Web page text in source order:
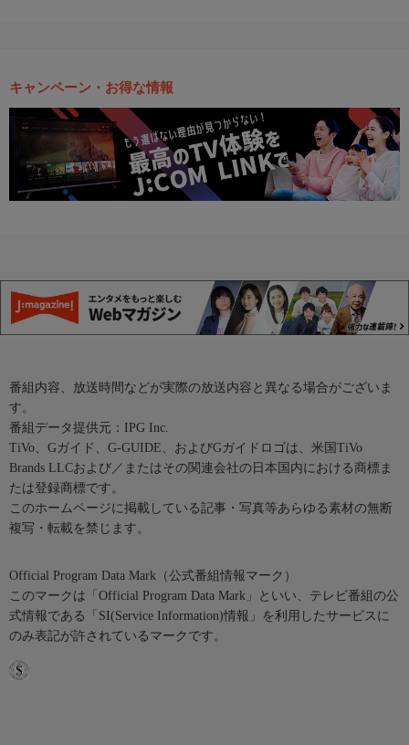
キャンペーン・お得な情報
番組内容、放送時間などが実際の放送内容と異なる場合がございま
す。
番組データ提供元：IPG Inc.
TiVo、Gガイド、G-GUIDE、およびGガイドロゴは、米国TiVo
Brands LLCおよび／またはその関連会社の日本国内における商標ま
たは登録商標です。
このホームページに掲載している記事・写真等あらゆる素材の無断
複写・転載を禁じます。
Official Program Data Mark（公式番組情報マーク）
このマークは「Official Program Data Mark」といい、テレビ番組の公
式情報である「SI(Service Information)情報」を利用したサービスに
のみ表記が許されているマークです。